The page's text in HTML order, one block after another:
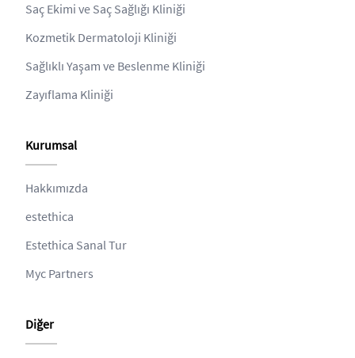
Saç Ekimi ve Saç Sağlığı Kliniği
Kozmetik Dermatoloji Kliniği
Sağlıklı Yaşam ve Beslenme Kliniği
Zayıflama Kliniği
Kurumsal
Hakkımızda
estethica
Estethica Sanal Tur
Myc Partners
Diğer